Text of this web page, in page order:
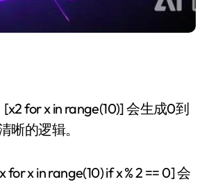
for x in range(10)] 会生成0到
的逻辑。
x in range(10) if x % 2 == 0] 会